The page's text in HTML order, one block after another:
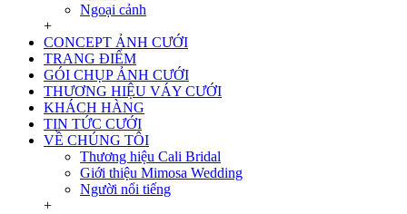
Ngoại cảnh
+
CONCEPT ẢNH CƯỚI
TRANG ĐIỂM
GÓI CHỤP ẢNH CƯỚI
THƯƠNG HIỆU VÁY CƯỚI
KHÁCH HÀNG
TIN TỨC CƯỚI
VỀ CHÚNG TÔI
Thương hiệu Cali Bridal
Giới thiệu Mimosa Wedding
Người nổi tiếng
+